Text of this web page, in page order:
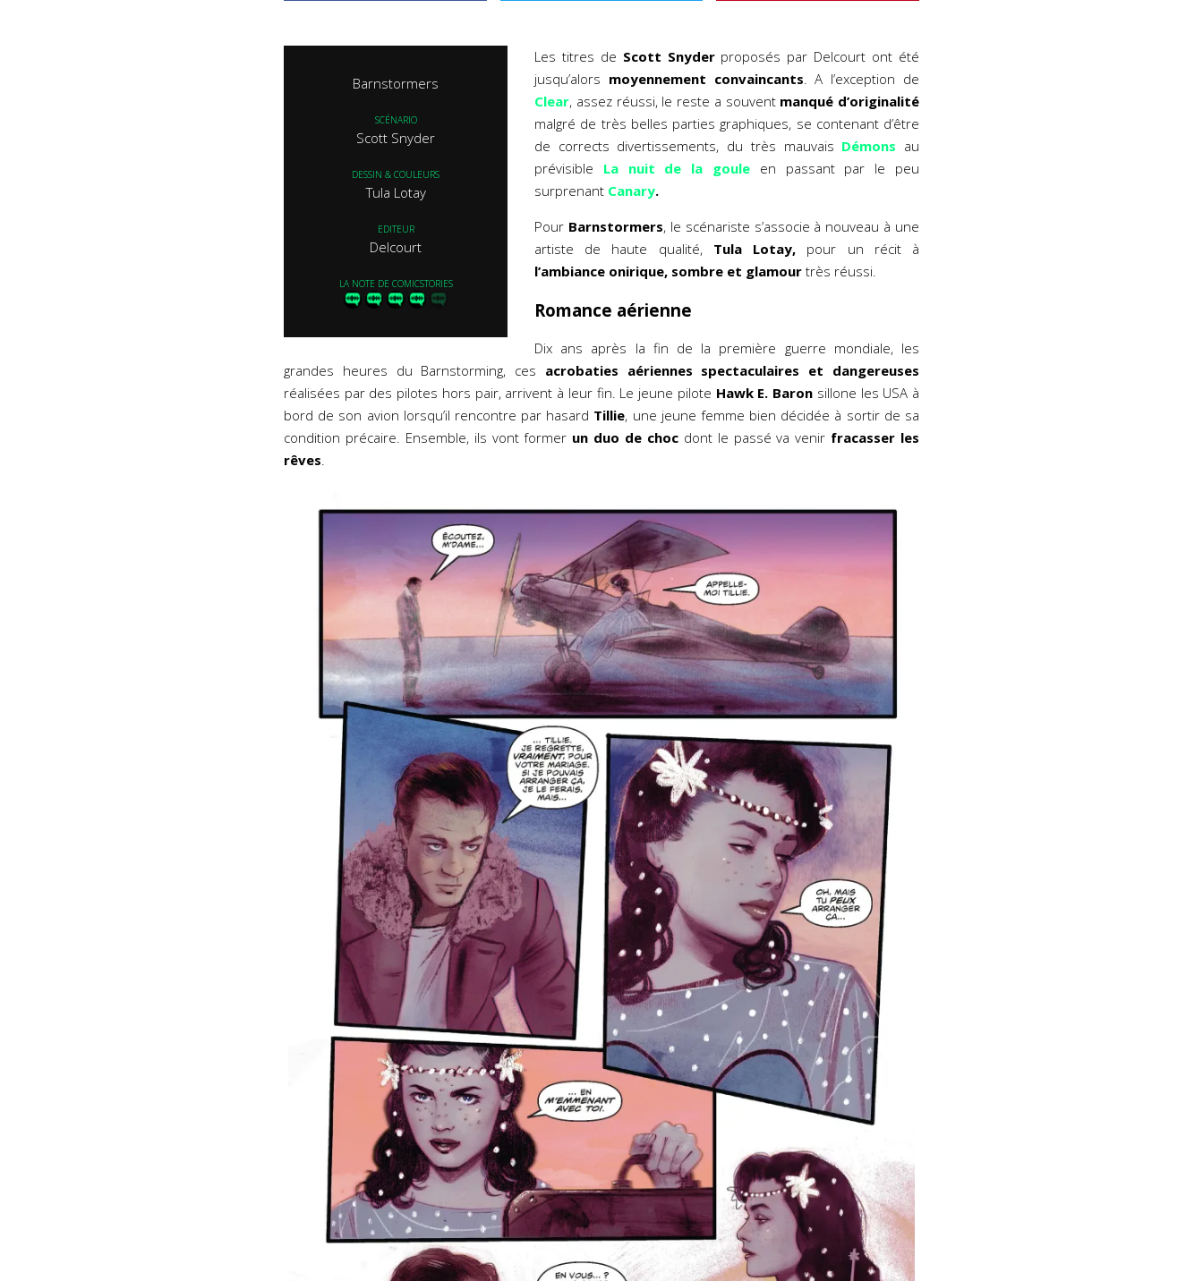
Barnstormers
SCÉNARIO
Scott Snyder
DESSIN & COULEURS
Tula Lotay
EDITEUR
Delcourt
LA NOTE DE COMICSTORIES
Les titres de Scott Snyderproposés par Delcourt ont été
jusqu’alors moyennement convaincants. A l’exception de
Clear, assez réussi, le reste a souvent manqué d’originalité
malgré de très belles parties graphiques, se contenant d’être
de corrects divertissements, du très mauvais Démons au
prévisible La nuit de la goule en passant par le peu
surprenant Canary.
Pour Barnstormers, le scénariste s’associe à nouveau à une
artiste de haute qualité, Tula Lotay, pour un récit à
l’ambiance onirique, sombre et glamour très réussi.
Romance aérienne
Dix ans après la fin de la première guerre mondiale, les
grandes heures du Barnstorming, ces acrobaties aériennes spectaculaires et dangereuses
réalisées par des pilotes hors pair, arrivent à leur fin. Le jeune pilote Hawk E. Baron sillone les USA à
bord de son avion lorsqu’il rencontre par hasard Tillie, une jeune femme bien décidée à sortir de sa
condition précaire. Ensemble, ils vont former un duo de chocdont le passé va venir fracasser les
rêves.